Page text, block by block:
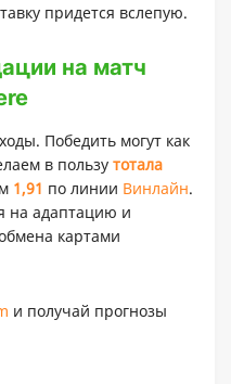
придется вслепую.
на матч
Победить могут как
в пользу тотала
1,91 по линии Винлайн.
на адаптацию и
картами
и получай прогнозы